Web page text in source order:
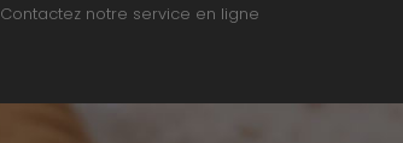
Contactez notre service en ligne